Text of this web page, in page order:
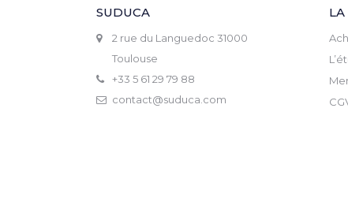
SUDUCA
2 rue du Languedoc 31000
Toulouse
+33 5 61 29 79 88
contact@suduca.com